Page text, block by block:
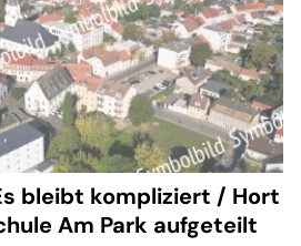
bleibt kompliziert / Hort
Am Park aufgeteilt